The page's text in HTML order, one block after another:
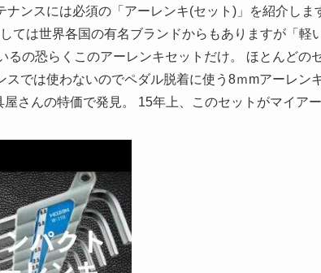
ンスには必須の「アーレンキ(セット)」を紹介しま
ては世界各国の有名ブランドからもありますが「軽
るの恐らくこのアーレンキセットだけ。 ほとんどの
スでは使わないのでペダル脱着に使う8ｍmアーレン
さんの特価で発見。 15年上、このセットがマイアー